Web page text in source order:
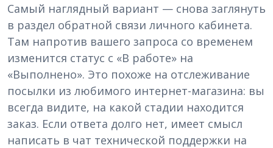
Самый наглядный вариант — снова заглянуть
в раздел обратной связи личного кабинета.
Там напротив вашего запроса со временем
изменится статус с «В работе» на
«Выполнено». Это похоже на отслеживание
посылки из любимого интернет-магазина: вы
всегда видите, на какой стадии находится
заказ. Если ответа долго нет, имеет смысл
написать в чат технической поддержки на